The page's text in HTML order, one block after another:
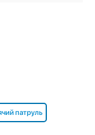
патруль